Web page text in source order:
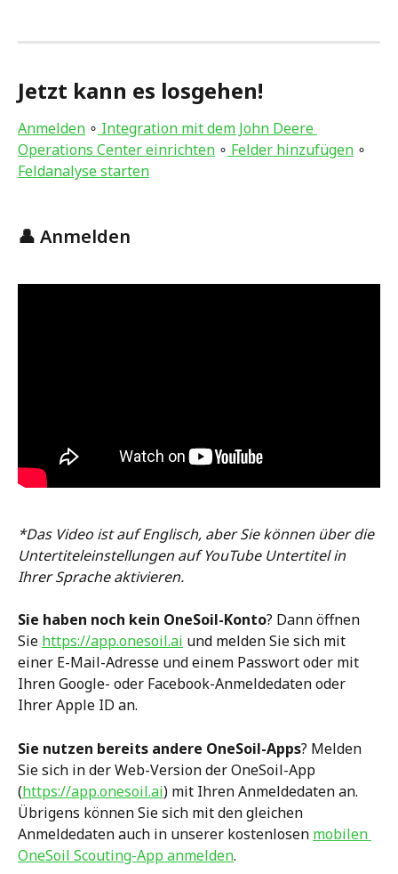
Jetzt kann es losgehen!
Anmelden ∘ Integration mit dem John Deere
Operations Center einrichten ∘ Felder hinzufügen ∘
Feldanalyse starten
👤 Anmelden
*Das Video ist auf Englisch, aber Sie können über die
Untertiteleinstellungen auf YouTube Untertitel in
Ihrer Sprache aktivieren.
Sie haben noch kein OneSoil-Konto? Dann öffnen
Sie https://app.onesoil.ai und melden Sie sich mit
einer E-Mail-Adresse und einem Passwort oder mit
Ihren Google- oder Facebook-Anmeldedaten oder
Ihrer Apple ID an.
Sie nutzen bereits andere OneSoil-Apps? Melden
Sie sich in der Web-Version der OneSoil-App
(https://app.onesoil.ai) mit Ihren Anmeldedaten an.
Übrigens können Sie sich mit den gleichen
Anmeldedaten auch in unserer kostenlosen mobilen
OneSoil Scouting-App anmelden.